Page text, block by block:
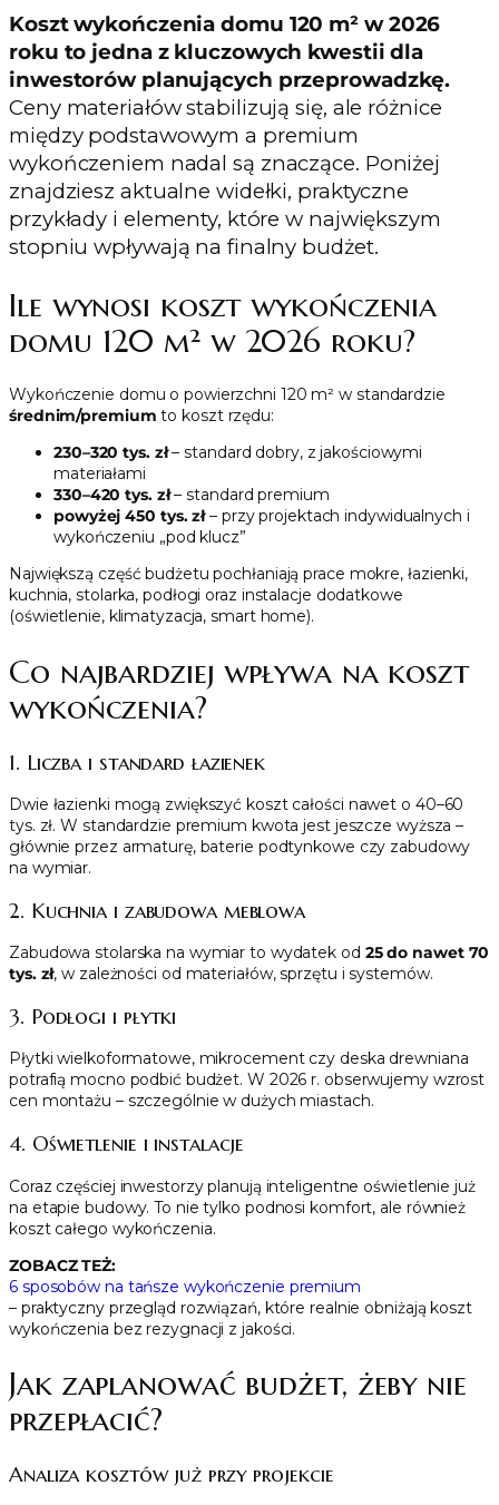
Koszt wykończenia domu 120 m² w 2026
roku to jedna z kluczowych kwestii dla
inwestorów planujących przeprowadzkę.
Ceny materiałów stabilizują się, ale różnice
między podstawowym a premium
wykończeniem nadal są znaczące. Poniżej
znajdziesz aktualne widełki, praktyczne
przykłady i elementy, które w największym
stopniu wpływają na finalny budżet.
Ile wynosi koszt wykończenia
domu 120 m² w 2026 roku?
Wykończenie domu o powierzchni 120 m² w standardzie
średnim/premium to koszt rzędu:
230–320 tys. zł– standard dobry, z jakościowymi
materiałami
330–420 tys. zł– standard premium
powyżej 450 tys. zł– przy projektach indywidualnych i
wykończeniu „pod klucz”
Największą część budżetu pochłaniają prace mokre, łazienki,
kuchnia, stolarka, podłogi oraz instalacje dodatkowe
(oświetlenie, klimatyzacja, smart home).
Co najbardziej wpływa na koszt
wykończenia?
1. Liczba i standard łazienek
Dwie łazienki mogą zwiększyć koszt całości nawet o 40–60
tys. zł. W standardzie premium kwota jest jeszcze wyższa –
głównie przez armaturę, baterie podtynkowe czy zabudowy
na wymiar.
2. Kuchnia i zabudowa meblowa
Zabudowa stolarska na wymiar to wydatek od 25 do nawet 70
tys. zł, w zależności od materiałów, sprzętu i systemów.
3. Podłogi i płytki
Płytki wielkoformatowe, mikrocement czy deska drewniana
potrafią mocno podbić budżet. W 2026 r. obserwujemy wzrost
cen montażu – szczególnie w dużych miastach.
4. Oświetlenie i instalacje
Coraz częściej inwestorzy planują inteligentne oświetlenie już
na etapie budowy. To nie tylko podnosi komfort, ale również
koszt całego wykończenia.
ZOBACZ TEŻ:
6 sposobów na tańsze wykończenie premium
– praktyczny przegląd rozwiązań, które realnie obniżają koszt
wykończenia bez rezygnacji z jakości.
Jak zaplanować budżet, żeby nie
przepłacić?
Analiza kosztów już przy projekcie